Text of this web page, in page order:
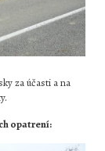
za účasti a na
opatrení: